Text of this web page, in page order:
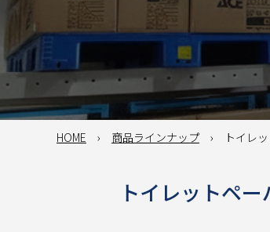
HOME 商品ラインナップ トイレ
トイレットペ